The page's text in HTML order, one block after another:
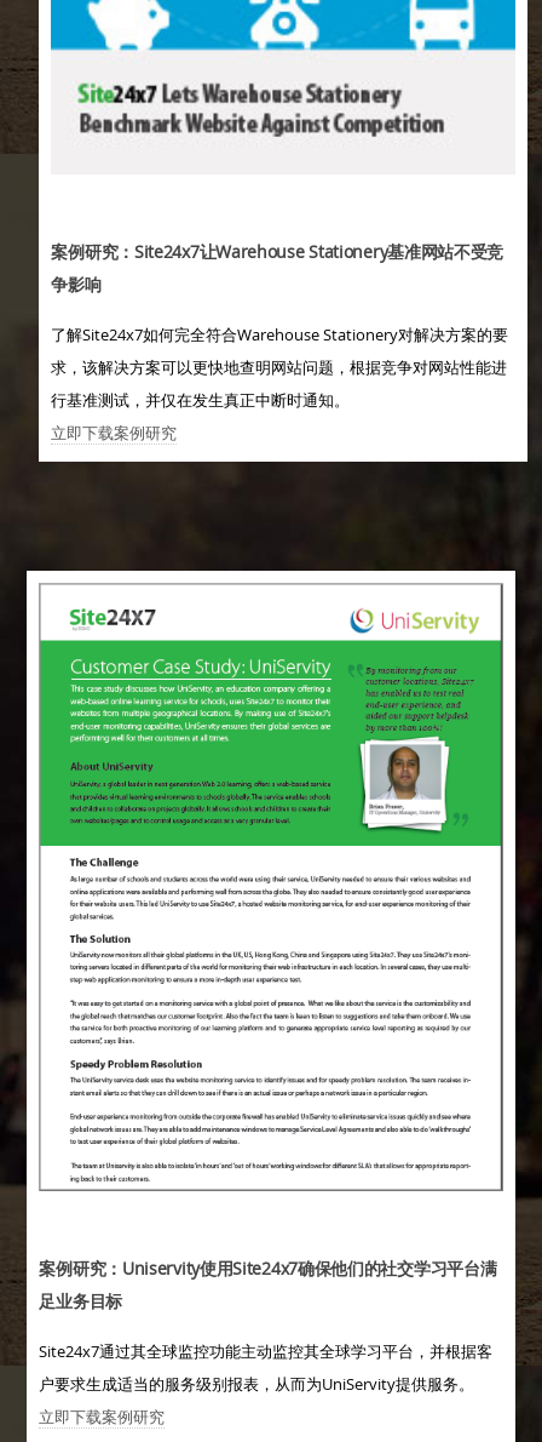
案例研究：Site24x7让Warehouse Stationery基准网站不受竞
争影响
了解Site24x7如何完全符合Warehouse Stationery对解决方案的要
求，该解决方案可以更快地查明网站问题，根据竞争对网站性能进
行基准测试，并仅在发生真正中断时通知。
立即下载案例研究
案例研究：Uniservity使用Site24x7确保他们的社交学习平台满
足业务目标
Site24x7通过其全球监控功能主动监控其全球学习平台，并根据客
户要求生成适当的服务级别报表，从而为UniServity提供服务。
立即下载案例研究